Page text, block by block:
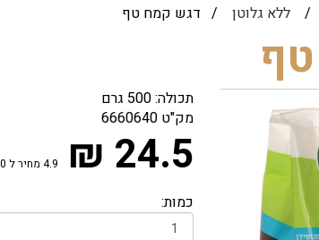
/ ללא גלוטן / דגש קמח טף
תכולה: 500 גרם
מק"ט 6660640
24.5 ₪ 4.9 מחיר ל 100 גרם
כמות: